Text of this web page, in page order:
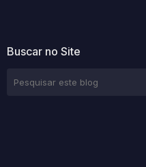
Buscar no Site